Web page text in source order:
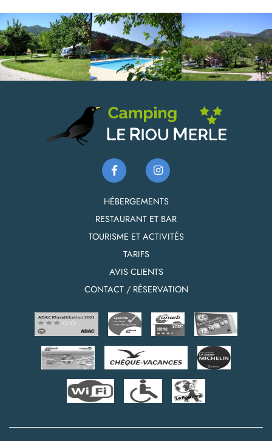
HÉBERGEMENTS
RESTAURANT ET BAR
TOURISME ET ACTIVITÉS
TARIFS
AVIS CLIENTS
CONTACT / RÉSERVATION